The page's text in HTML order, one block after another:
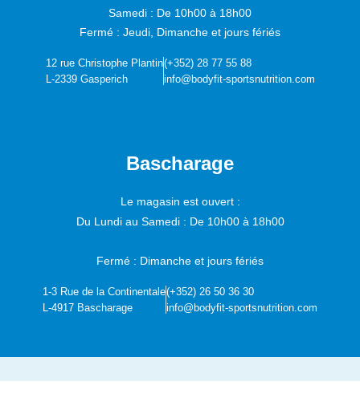
Samedi : De 10h00 à 18h00
Fermé : Jeudi, Dimanche et jours fériés
12 rue Christophe Plantin
L-2339 Gasperich
(+352) 28 77 55 88
info@bodyfit-sportsnutrition.com
Bascharage
Le magasin est ouvert :
Du Lundi au Samedi : De 10h00 à 18h00
Fermé : Dimanche et jours fériés
1-3 Rue de la Continentale
L-4917 Bascharage
(+352) 26 50 36 30
info@bodyfit-sportsnutrition.com